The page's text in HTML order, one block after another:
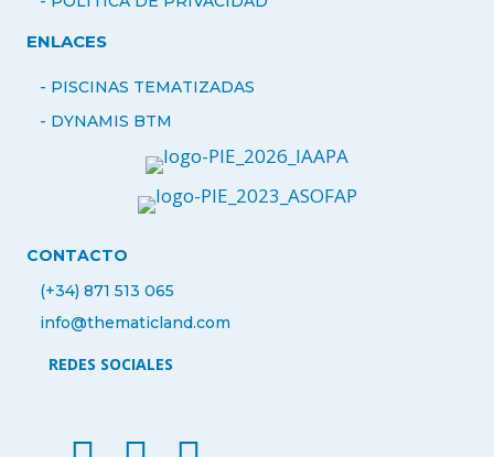
ENLACES
- PISCINAS TEMATIZADAS
- DYNAMIS BTM
CONTACTO
(+34) 871 513 065
info@thematicland.com
REDES SOCIALES
facebook thematic land
instagram thematic land
linkedin thematicland